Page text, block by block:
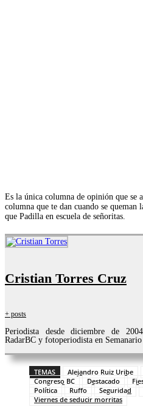
Es la única columna de opinión que se
columna que te dan cuando se queman
que Padilla en escuela de señoritas.
Cristian Torres Cruz
+ posts
Periodista desde diciembre de
RadarBC y fotoperiodista en
TEMAS Alejandro Ruiz Uribe
Congreso BC
Destacado
Política
Ruffo Seguridad
Viernes de seducir morritas